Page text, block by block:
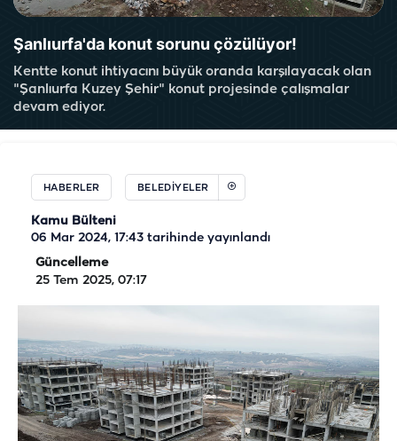
Şanlıurfa'da konut sorunu çözülüyor!
Kentte konut ihtiyacını büyük oranda karşılayacak olan
"Şanlıurfa Kuzey Şehir" konut projesinde çalışmalar
devam ediyor.
HABERLER BELEDIYELER
Kamu Bülteni
06 Mar 2024, 17:43 tarihinde yayınlandı
Güncelleme
25 Tem 2025, 07:17